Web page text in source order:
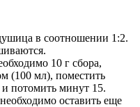
в соотношении 1:2.
10 г сбора,
(100 мл), поместить
потомить минут 15.
оставить еще